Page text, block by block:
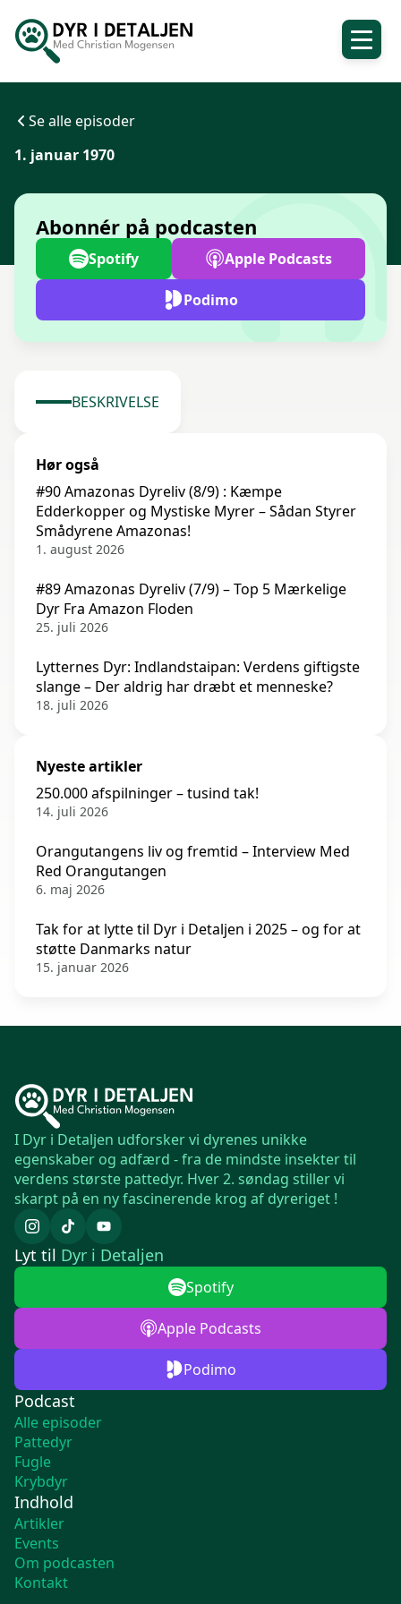
Se alle episoder
1. januar 1970
Abonnér på podcasten
Spotify Apple Podcasts
Podimo
BESKRIVELSE
Hør også
#90 Amazonas Dyreliv (8/9) : Kæmpe
Edderkopper og Mystiske Myrer – Sådan Styrer
Smådyrene Amazonas!
1. august 2026
#89 Amazonas Dyreliv (7/9) – Top 5 Mærkelige
Dyr Fra Amazon Floden
25. juli 2026
Lytternes Dyr: Indlandstaipan: Verdens giftigste
slange – Der aldrig har dræbt et menneske?
18. juli 2026
Nyeste artikler
250.000 afspilninger – tusind tak!
14. juli 2026
Orangutangens liv og fremtid – Interview Med
Red Orangutangen
6. maj 2026
Tak for at lytte til Dyr i Detaljen i 2025 – og for at
støtte Danmarks natur
15. januar 2026
I Dyr i Detaljen udforsker vi dyrenes unikke
egenskaber og adfærd - fra de mindste insekter til
verdens største pattedyr. Hver 2. søndag stiller vi
skarpt på en ny fascinerende krog af dyreriget !
Podcast
Alle episoder
Pattedyr
Fugle
Krybdyr
Indhold
Artikler
Events
Om podcasten
Kontakt
Lyt til Dyr i Detaljen
Spotify
Apple Podcasts
Podimo